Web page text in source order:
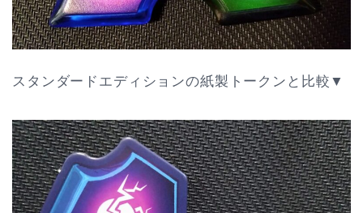
スタンダードエディションの紙製トークンと比較▼